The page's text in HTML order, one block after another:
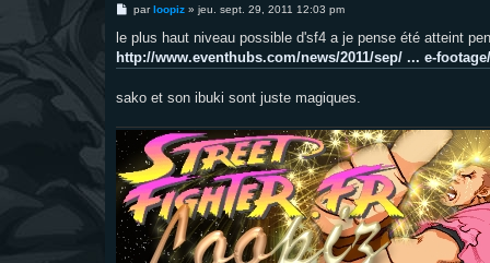
M
s
s
a
parloopiz» jeu. sept. 29, 2011 12:03 pm
le plus haut niveau possible d'sf4 a je pense été atteint
http://www.eventhubs.com/news/2011/sep/ ... e-footage/
sako et son ibuki sont juste magiques.